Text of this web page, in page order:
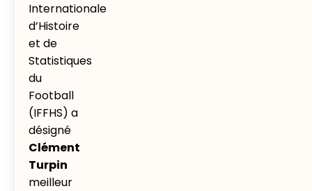
Internationale
d’Histoire
et de
Statistiques
du
Football
(IFFHS) a
désigné
Clément
Turpin
meilleur